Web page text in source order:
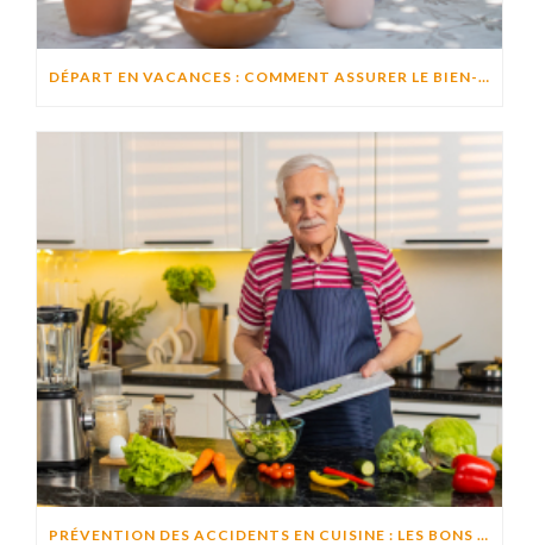
DÉPART EN VACANCES : COMMENT ASSURER LE BIEN-ÊTRE D’UN PROCHE RESTÉ À DOMICILE ?
PRÉVENTION DES ACCIDENTS EN CUISINE : LES BONS RÉFLEXES POUR CUISINER EN TOUTE SÉCURITÉ